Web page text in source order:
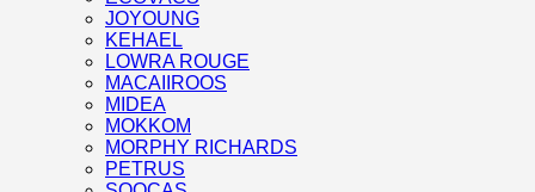
JOYOUNG
KEHAEL
LOWRA ROUGE
MACAIIROOS
MIDEA
MOKKOM
MORPHY RICHARDS
PETRUS